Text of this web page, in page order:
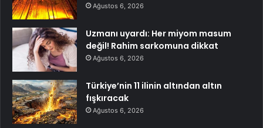
Ağustos 6, 2026
Uzmanı uyardı: Her miyom masum
değil! Rahim sarkomuna dikkat
Ağustos 6, 2026
Türkiye’nin 11 ilinin altından altın
fışkıracak
Ağustos 6, 2026